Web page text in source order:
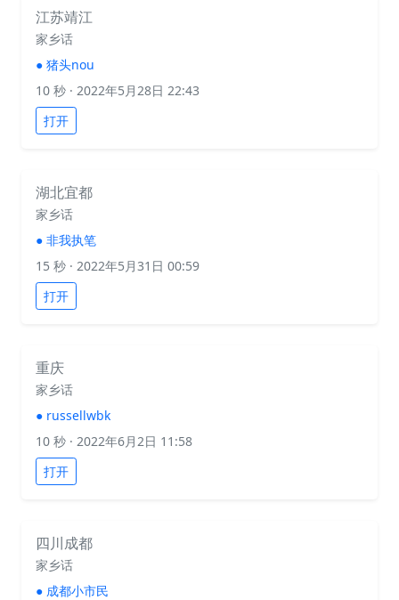
江苏靖江
家乡话
● 猪头nou
10 秒 · 2022年5月28日 22:43
打开
湖北宜都
家乡话
● 非我执笔
15 秒 · 2022年5月31日 00:59
打开
重庆
家乡话
● russellwbk
10 秒 · 2022年6月2日 11:58
打开
四川成都
家乡话
● 成都小市民